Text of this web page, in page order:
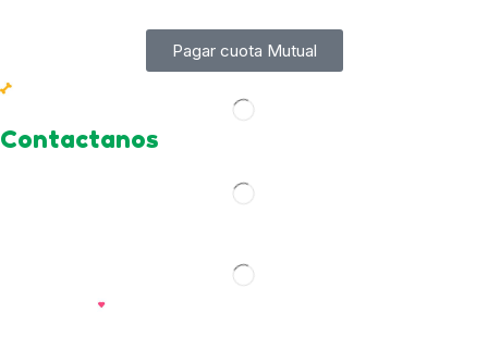
Pagar cuota Mutual
Contactanos